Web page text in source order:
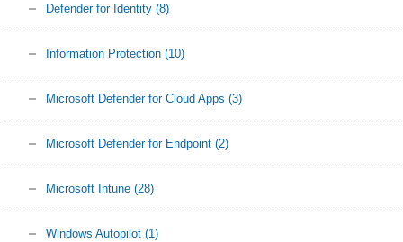
Defender for Identity (8)
Information Protection (10)
Microsoft Defender for Cloud Apps (3)
Microsoft Defender for Endpoint (2)
Microsoft Intune (28)
Windows Autopilot (1)